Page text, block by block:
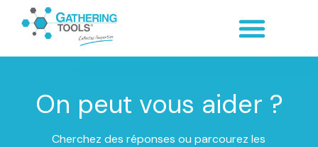
On peut vous aider ?
Cherchez des réponses ou parcourez les